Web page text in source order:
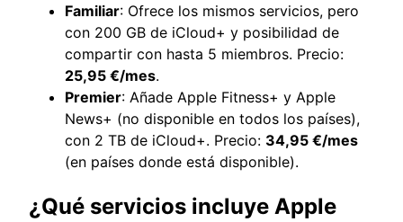
Familiar: Ofrece los mismos servicios, pero
con 200 GB de iCloud+ y posibilidad de
compartir con hasta 5 miembros. Precio:
25,95 €/mes.
Premier: Añade Apple Fitness+ y Apple
News+ (no disponible en todos los países),
con 2 TB de iCloud+. Precio: 34,95 €/mes
(en países donde está disponible).
¿Qué servicios incluye Apple